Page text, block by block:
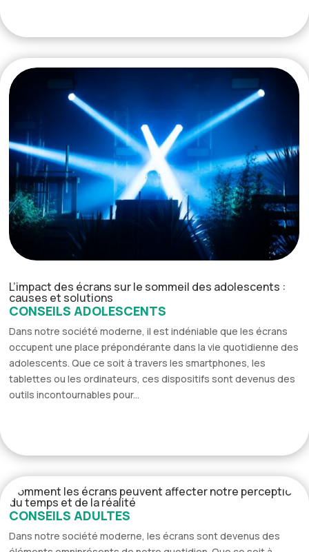
L’impact des écrans sur le sommeil des adolescents :
causes et solutions
CONSEILS ADOLESCENTS
Dans notre société moderne, il est indéniable que les écrans
occupent une place prépondérante dans la vie quotidienne des
adolescents. Que ce soit à travers les smartphones, les
tablettes ou les ordinateurs, ces dispositifs sont devenus des
outils incontournables pour...
Comment les écrans peuvent affecter notre perception
du temps et de la réalité
CONSEILS ADULTES
Dans notre société moderne, les écrans sont devenus des